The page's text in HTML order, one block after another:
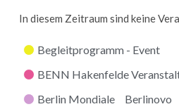
In diesem Zeitraum sind keine
Kategorien
Begleitprogramm - Event
BENN Hakenfelde
Berlin Mondiale
Berlinovo